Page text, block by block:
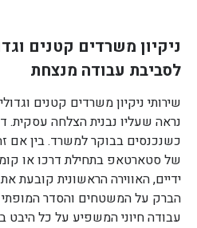
ניקיון משרדים קטנים
לסביבת עבודה מנצחת
שירותי ניקיון משרדים קטנים
נראה שעליו נבנית הצלחה עסקית.
כשנכנסים בבוקר למשרד. בין אם
של סטארטאפ בתחילת דרכו או
ידיים, האווירה הראשונית קובעת את
הברק על המשטחים והסדר המופתי
עבודה חיוני המשפיע על כל היבט